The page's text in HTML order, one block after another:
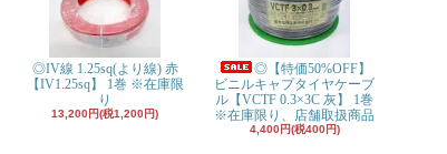
◎IV線 1.25sq(より線) 赤
【IV1.25sq】 1巻 ※在庫限
り
13,200円(税1,200円)
◎【特価50%OFF】
ビニルキャプタイヤケーブ
ル【VCTF 0.3×3C 灰】 1巻
※在庫限り、店舗取扱商品
4,400円(税400円)